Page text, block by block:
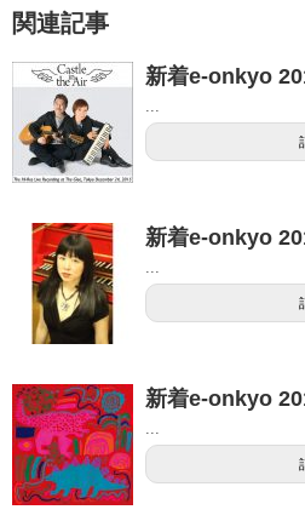
関連記事
新着e-onkyo
新着e-onkyo
新着e-onkyo